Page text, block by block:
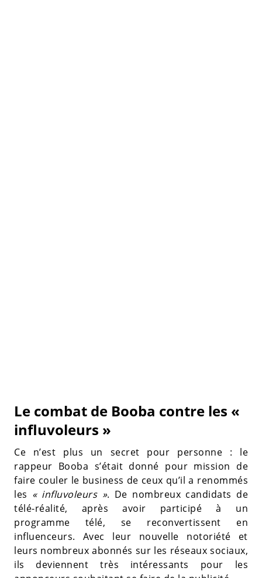
Le combat de Booba contre les «
influvoleurs »
Ce n’est plus un secret pour personne : le
rappeur Booba s’était donné pour mission de
faire couler le business de ceux qu’il a renommés
les « influvoleurs ». De nombreux candidats de
télé-réalité, après avoir participé à un
programme télé, se reconvertissent en
influenceurs. Avec leur nouvelle notoriété et
leurs nombreux abonnés sur les réseaux sociaux,
ils deviennent très intéressants pour les